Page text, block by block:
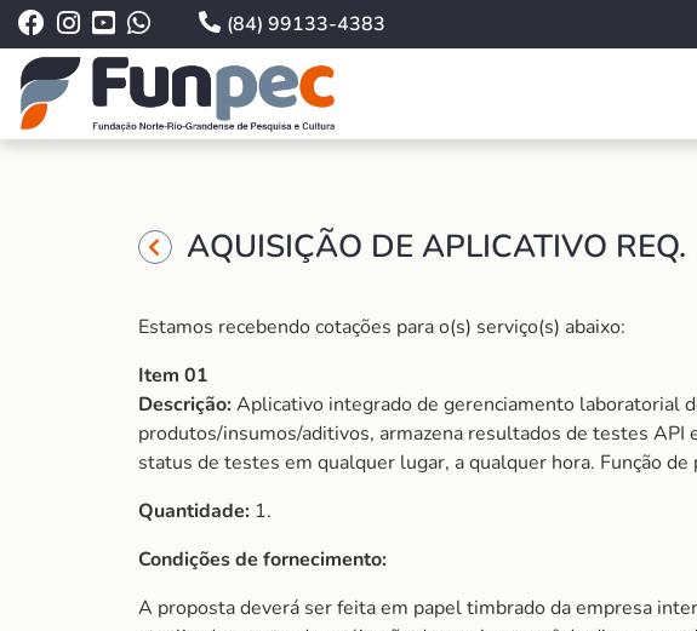
(84) 99133-4383
AQUISIÇÃO DE APLICATIVO
Estamos recebendo cotações para o(s) serviço(s) abaixo:
Item 01
Descrição:Aplicativo integrado de gerenciamento laboratorial
produtos/insumos/aditivos, armazena resultados de testes
status de testes em qualquer lugar, a qualquer hora. Função
Quantidade: 1.
Condições de fornecimento:
A proposta deverá ser feita em papel timbrado da empresa